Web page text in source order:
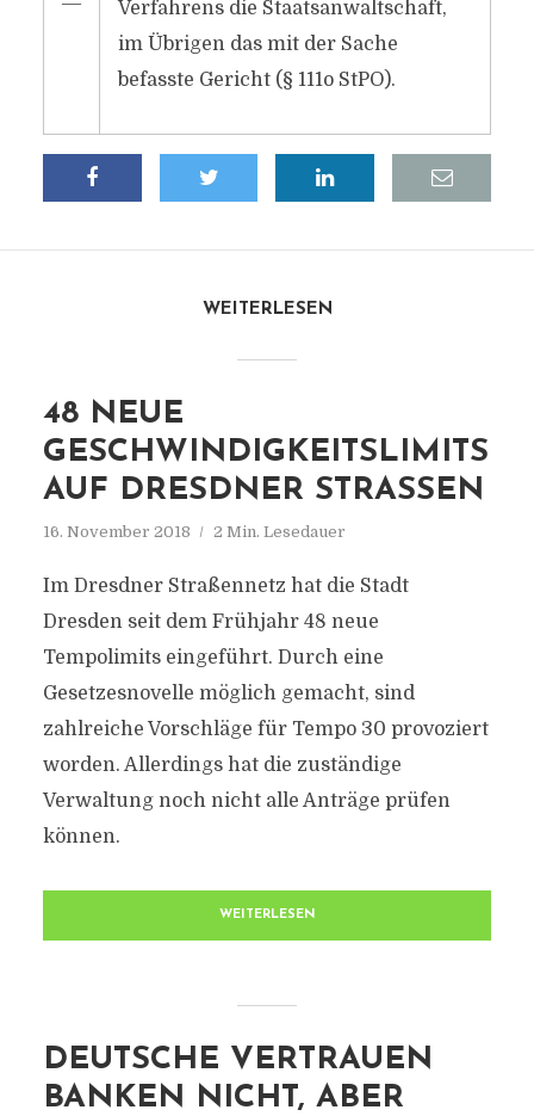
Verfahrens die Staatsanwaltschaft,
im Übrigen das mit der Sache
befasste Gericht (§ 111o StPO).
WEITERLESEN
48 NEUE
GESCHWINDIGKEITSLIMITS
AUF DRESDNER STRASSEN
16. November 2018 2 Min. Lesedauer
Im Dresdner Straßennetz hat die Stadt
Dresden seit dem Frühjahr 48 neue
Tempolimits eingeführt. Durch eine
Gesetzesnovelle möglich gemacht, sind
zahlreiche Vorschläge für Tempo 30 provoziert
worden. Allerdings hat die zuständige
Verwaltung noch nicht alle Anträge prüfen
können.
WEITERLESEN
DEUTSCHE VERTRAUEN
BANKEN NICHT, ABER